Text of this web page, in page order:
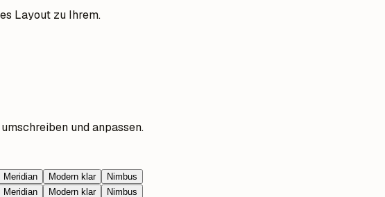
Layout zu Ihrem.
und anpassen.
Meridian Modern klar
Nimbus
Meridian Modern klar Nimbus